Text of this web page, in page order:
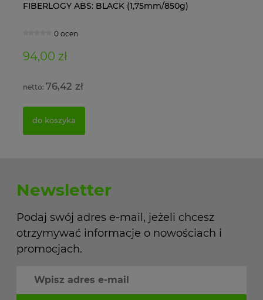
FIBERLOGY ABS: BLACK (1,75mm/850g)
0 ocen
94,00 zł
76,42 zł
do koszyka
Newsletter
Podaj swój adres e-mail, jeżeli chcesz
otrzymywać informacje o nowościach i
promocjach.